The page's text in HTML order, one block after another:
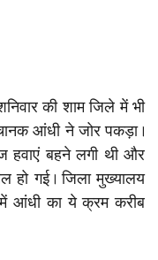
की शाम जिले में भी
आंधी ने जोर पकड़ा।
हवाएं बहने लगी थी और
गई। जिला मुख्यालय
आंधी का ये क्रम करीब